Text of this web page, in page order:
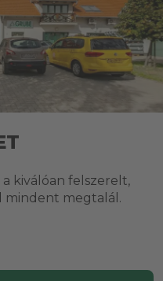
kiválóan felszerelt,
megtalál.